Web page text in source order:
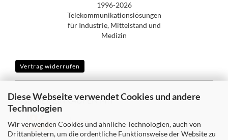
Diese Webseite verwendet Cookies und andere
Technologien
Wir verwenden Cookies und ähnliche Technologien, auch von
Drittanbietern, um die ordentliche Funktionsweise der Website zu
1996-2026
Telekommunikationslösungen
für Industrie, Mittelstand und
Medizin
Vertrag widerrufen
SICHER EINKAUFEN MIT